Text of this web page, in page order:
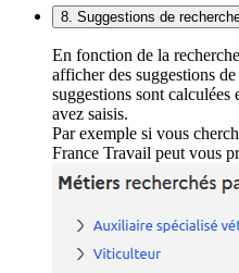
8. Suggestions de
En fonction de la
afficher des suggestions
suggestions sont
avez saisis.
Par exemple si vous
France Travail peut vous